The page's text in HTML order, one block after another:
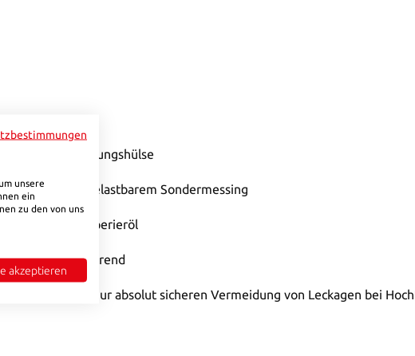
der Verriegelungshülse
aus hochbelastbarem Sondermessing
bzw. Temperieröl
absperrend
am Anschluss zur absolut sicheren Vermeidung von Leckagen bei
unsere
ein
zu den von uns
akzeptieren